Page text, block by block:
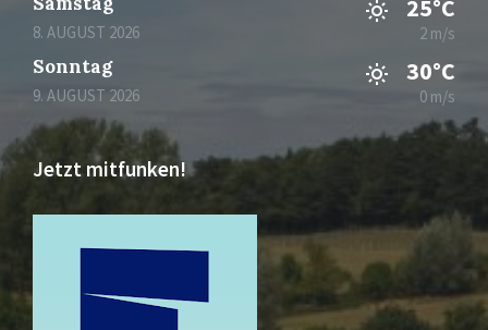
8. AUGUST 2026
25°C
2 m/s
Sonntag
9. AUGUST 2026
30°C
0 m/s
Jetzt mitfunken!